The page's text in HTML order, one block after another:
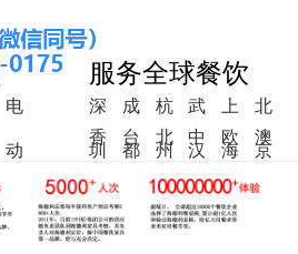
电
动
服务全球餐饮
深
圳
成
都
杭
州
武
汉
上
海
北
京
香
港
台 北
美
中
东
欧
洲
澳
洲